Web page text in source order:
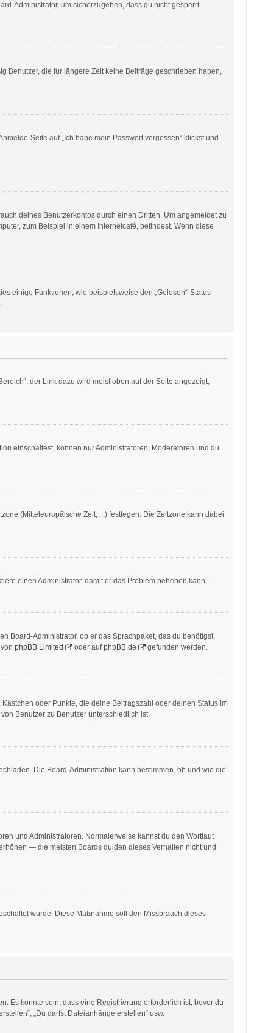
Administrator, um sicherzugehen, dass du nicht gesperrt
Benutzer, die für längere Zeit keine Beiträge geschrieben haben,
Seite auf „Ich habe mein Passwort vergessen“ klickst und
deines Benutzerkontos durch einen Dritten. Um angemeldet zu
zum Beispiel in einem Internetcafé, befindest. Wenn diese
einige Funktionen, wie beispielsweise den „Gelesen“-Status –
der Link dazu wird meist oben auf der Seite angezeigt,
einschaltest, können nur Administratoren, Moderatoren und du
(Mitteleuropäische Zeit, ...) festlegen. Die Zeitzone kann dabei
einen Administrator, damit er das Problem beheben kann.
Board-Administrator, ob er das Sprachpaket, das du benötigst,
phpBB Limited oder aufphpBB.de gefunden werden.
oder Punkte, die deine Beitragszahl oder deinen Status im
Benutzer zu Benutzer unterschiedlich ist.
Die Board-Administration kann bestimmen, ob und wie die
und Administratoren. Normalerweise kannst du den Wortlaut
— die meisten Boards dulden dieses Verhalten nicht und
wurde. Diese Maßnahme soll den Missbrauch dieses
Es könnte sein, dass eine Registrierung erforderlich ist, bevor du
„Du darfst Dateianhänge erstellen“ usw.